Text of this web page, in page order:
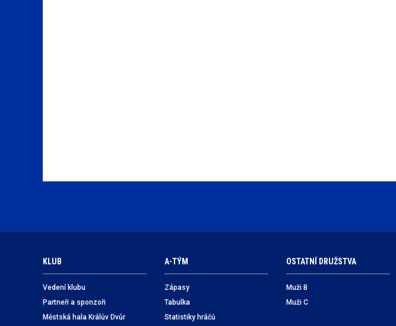
KLUB
Vedení klubu
Partneři a sponzoři
Městská hala Králův Dvůr
A-TÝM
Zápasy
Tabulka
Statistiky hráčů
OSTATNÍ DRUŽSTVA
Muži B
Muži C